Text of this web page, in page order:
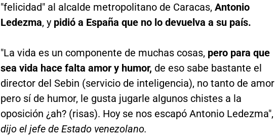
"felicidad" al alcalde metropolitano de Caracas, Antonio
Ledezma, y pidió a España que no lo devuelva a su país.
"La vida es un componente de muchas cosas, pero para que
sea vida hace falta amor y humor, de eso sabe bastante el
director del Sebin (servicio de inteligencia), no tanto de amor
pero sí de humor, le gusta jugarle algunos chistes a la
oposición ¿ah? (risas). Hoy se nos escapó Antonio Ledezma",
dijo el jefe de Estado venezolano.